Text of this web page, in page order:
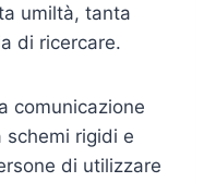
umiltà, tanta
di ricercare.
comunicazione
rigidi e
di utilizzare